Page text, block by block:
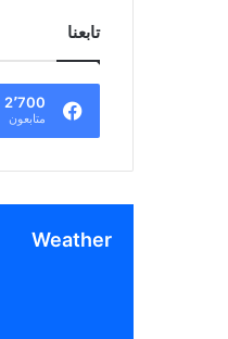
تابعنا
2٬700
متابعون
Weather